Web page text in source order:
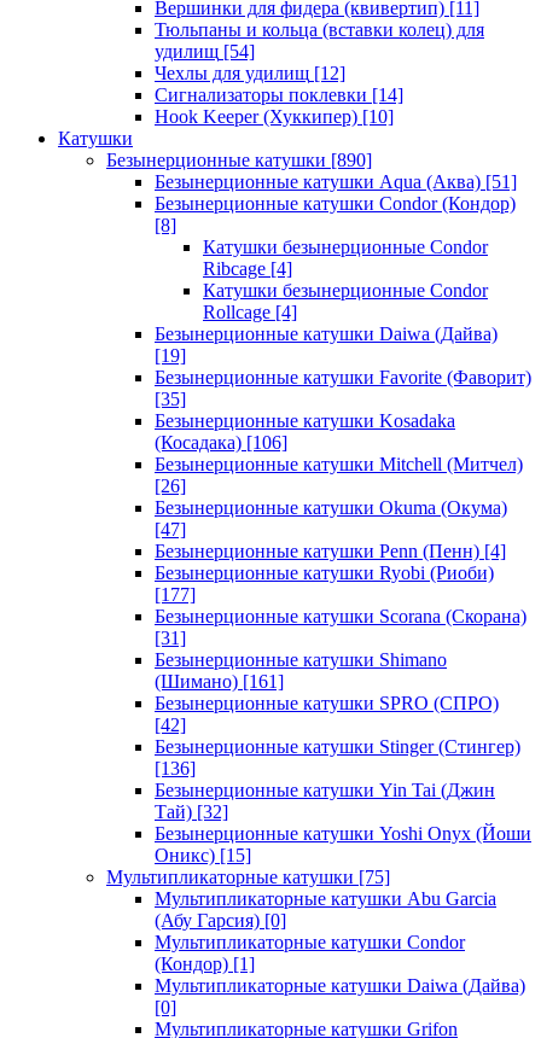
Вершинки для фидера (квивертип) [11]
Тюльпаны и кольца (вставки колец) для
удилищ [54]
Чехлы для удилищ [12]
Сигнализаторы поклевки [14]
Hook Keeper (Хуккипер) [10]
Катушки
Безынерционные катушки [890]
Безынерционные катушки Aqua (Аква) [51]
Безынерционные катушки Condor (Кондор)
[8]
Катушки безынерционные Condor
Ribcage [4]
Катушки безынерционные Condor
Rollcage [4]
Безынерционные катушки Daiwa (Дайва)
[19]
Безынерционные катушки Favorite (Фаворит)
[35]
Безынерционные катушки Kosadaka
(Косадака) [106]
Безынерционные катушки Mitchell (Митчел)
[26]
Безынерционные катушки Okuma (Окума)
[47]
Безынерционные катушки Penn (Пенн) [4]
Безынерционные катушки Ryobi (Риоби)
[177]
Безынерционные катушки Scorana (Скорана)
[31]
Безынерционные катушки Shimano
(Шимано) [161]
Безынерционные катушки SPRO (СПРО)
[42]
Безынерционные катушки Stinger (Стингер)
[136]
Безынерционные катушки Yin Tai (Джин
Тай) [32]
Безынерционные катушки Yoshi Onyx (Йоши
Оникс) [15]
Мультипликаторные катушки [75]
Мультипликаторные катушки Abu Garcia
(Абу Гарсия) [0]
Мультипликаторные катушки Condor
(Кондор) [1]
Мультипликаторные катушки Daiwa (Дайва)
[0]
Мультипликаторные катушки Grifon